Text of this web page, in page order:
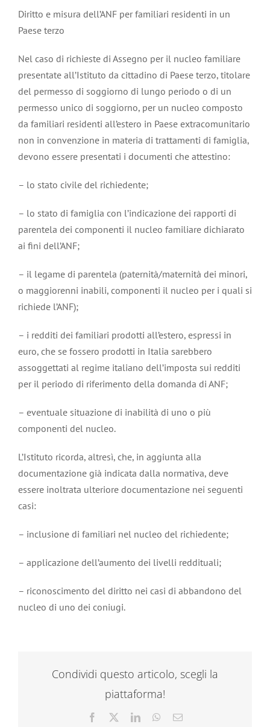
Diritto e misura dell’ANF per familiari residenti in un
Paese terzo
Nel caso di richieste di Assegno per il nucleo familiare
presentate all’Istituto da cittadino di Paese terzo, titolare
del permesso di soggiorno di lungo periodo o di un
permesso unico di soggiorno, per un nucleo composto
da familiari residenti all’estero in Paese extracomunitario
non in convenzione in materia di trattamenti di famiglia,
devono essere presentati i documenti che attestino:
– lo stato civile del richiedente;
– lo stato di famiglia con l’indicazione dei rapporti di
parentela dei componenti il nucleo familiare dichiarato
ai fini dell’ANF;
– il legame di parentela (paternità/maternità dei minori,
o maggiorenni inabili, componenti il nucleo per i quali si
richiede l’ANF);
– i redditi dei familiari prodotti all’estero, espressi in
euro, che se fossero prodotti in Italia sarebbero
assoggettati al regime italiano dell’imposta sui redditi
per il periodo di riferimento della domanda di ANF;
– eventuale situazione di inabilità di uno o più
componenti del nucleo.
L’Istituto ricorda, altresì, che, in aggiunta alla
documentazione già indicata dalla normativa, deve
essere inoltrata ulteriore documentazione nei seguenti
casi:
– inclusione di familiari nel nucleo del richiedente;
– applicazione dell’aumento dei livelli reddituali;
– riconoscimento del diritto nei casi di abbandono del
nucleo di uno dei coniugi.
Condividi questo articolo, scegli la
piattaforma!
Facebook LinkedInWhatsApp
Email